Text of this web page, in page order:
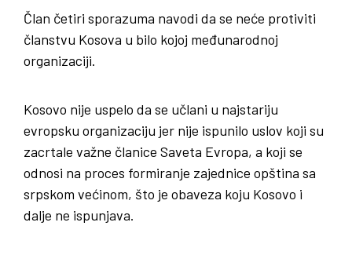
Član četiri sporazuma navodi da se neće protiviti
članstvu Kosova u bilo kojoj međunarodnoj
organizaciji.
Kosovo nije uspelo da se učlani u najstariju
evropsku organizaciju jer nije ispunilo uslov koji su
zacrtale važne članice Saveta Evropa, a koji se
odnosi na proces formiranje zajednice opština sa
srpskom većinom, što je obaveza koju Kosovo i
dalje ne ispunjava.